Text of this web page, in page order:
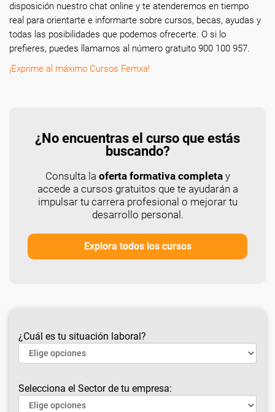
disposición nuestro chat online y te atenderemos en tiempo
real para orientarte e informarte sobre cursos, becas, ayudas y
todas las posibilidades que podemos ofrecerte. O si lo
prefieres, puedes llamarnos al número gratuito 900 100 957.
¡Exprime al máximo Cursos Femxa!
¿No encuentras el curso que estás
buscando?
Consulta la oferta formativa completay
accede a cursos gratuitos que te ayudarán a
impulsar tu carrera profesional o mejorar tu
desarrollo personal.
Explora todos los cursos
¿Cuál es tu situación laboral?
Selecciona el Sector de tu empresa: